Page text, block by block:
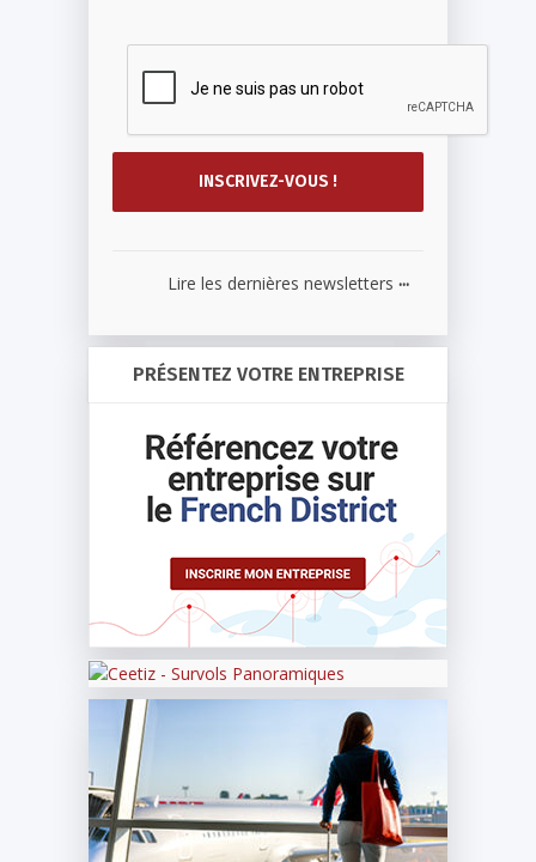
Lire les dernières newsletters ...
PRÉSENTEZ VOTRE ENTREPRISE